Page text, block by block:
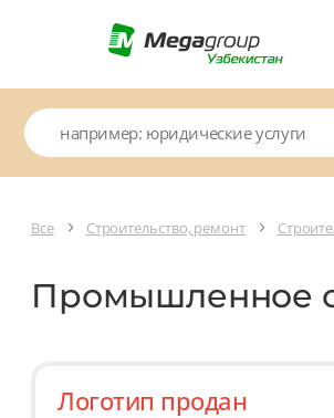
Все Строительство, ремонт
Промышленное
Логотип продан